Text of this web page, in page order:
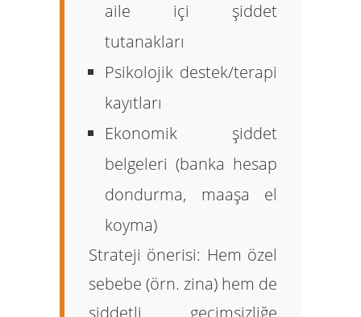
aile içi şiddet
tutanakları
Psikolojik destek/terapi
kayıtları
Ekonomik şiddet
belgeleri (banka hesap
dondurma, maaşa el
koyma)
Strateji önerisi: Hem özel
sebebe (örn. zina) hem de
şiddetli geçimsizliğe